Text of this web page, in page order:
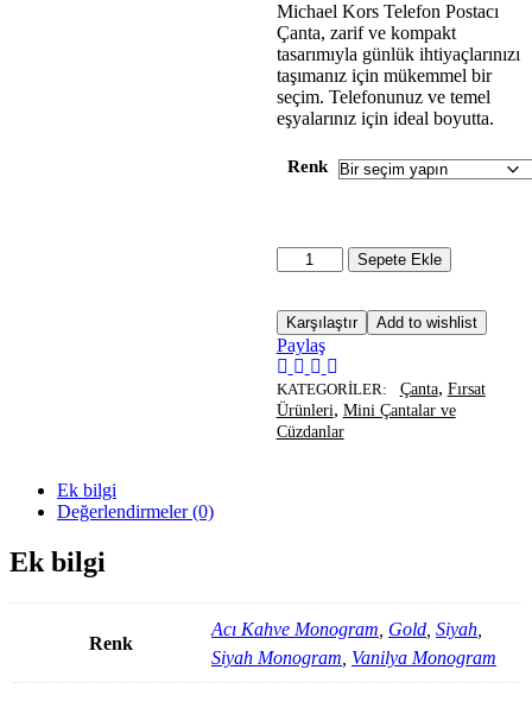
Michael Kors Telefon Postacı
Çanta, zarif ve kompakt
tasarımıyla günlük ihtiyaçlarınızı
taşımanız için mükemmel bir
seçim. Telefonunuz ve temel
eşyalarınız için ideal boyutta.
Renk
Sepete Ekle
Karşılaştır Add to wishlist
Paylaş
KATEGORILER: Çanta, Fırsat
Ürünleri, Mini Çantalar ve
Cüzdanlar
Ek bilgi
Değerlendirmeler (0)
Ek bilgi
Renk
Acı Kahve Monogram Gold Siyah
Siyah Monogram Vanilya Monogram